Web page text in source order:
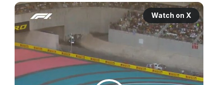
Watch on X